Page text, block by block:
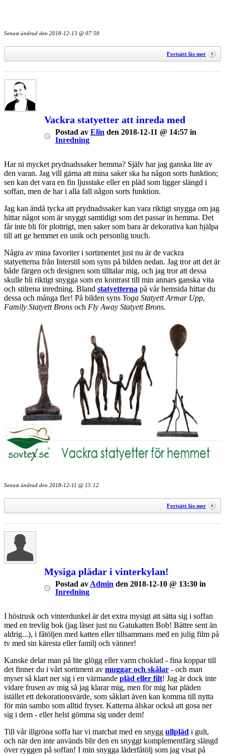
Senast ändrad den 2018-12-13 @ 07:50
Fortsätt läs mer
Vackra statyetter att inreda med
Postad av Elin den 2018-12-11 @ 14:57 in
Inredning
Har ni mycket prydnadssaker hemma? Själv har jag ganska lite av
den varan. Jag vill gärna att mina saker ska ha någon sorts funktion;
sen kan det vara en fin ljusstake eller en pläd som ligger slängd i
soffan, men de har i alla fall någon sorts funktion.
Jag kan ändå tycka att prydnadssaker kan vara riktigt snygga om jag
hittar något som är snyggt samtidigt som det passar in hemma. Det
får inte bli för plottrigt, men saker som bara är dekorativa kan hjälpa
till att ge hemmet en unik och personlig touch.
Några av mina favoriter i sortimentet just nu är de vackra
statyetterna från Interstil som syns på bilden nedan. Jag tror att det är
både färgen och designen som tilltalar mig, och jag tror att dessa
skulle bli riktigt snygga som en kontrast till min annars ganska vita
och stilrena inredning. Bland statyetterna på vår hemsida hittar du
dessa och många fler! På bilden syns Yoga Statyett Armar Upp,
Family Statyett Brons och Fly Away Statyett Brons.
Senast ändrad den 2018-12-11 @ 15:12
Fortsätt läs mer
Mysiga plädar i vinterkylan!
Postad avAdmin den 2018-12-10 @ 13:30 in
Inredning
I höstrusk och vinterdunkel är det extra mysigt att sätta sig i soffan
med en trevlig bok (jag läser just nu Gatukatten Bob! Bättre sent än
aldrig...), i fåtöljen med katten eller tillsammans med en julig film på
tv med sin käresta eller familj och vänner!
Kanske delar man på lite glögg eller varm choklad - fina koppar till
det finner du i vårt sortiment av muggar och skålar - och man
myser så klart ner sig i en värmande pläd eller filt! Jag är dock inte
vidare frusen av mig så jag klarar mig, men för mig har pläden
istället ett dekorationsvärde, som såklart även kan komma till nytta
för min sambo som alltid fryser. Katterna älskar också att gosa ner
sig i dem - eller helst gömma sig under dem!
Till vår illgröna soffa har vi matchat med en snygg ullpläd i gult,
och när den inte används blir den en snyggt komplementfärg slängd
över ryggen på soffan! I min snygga läderfåtölj som jag visat på